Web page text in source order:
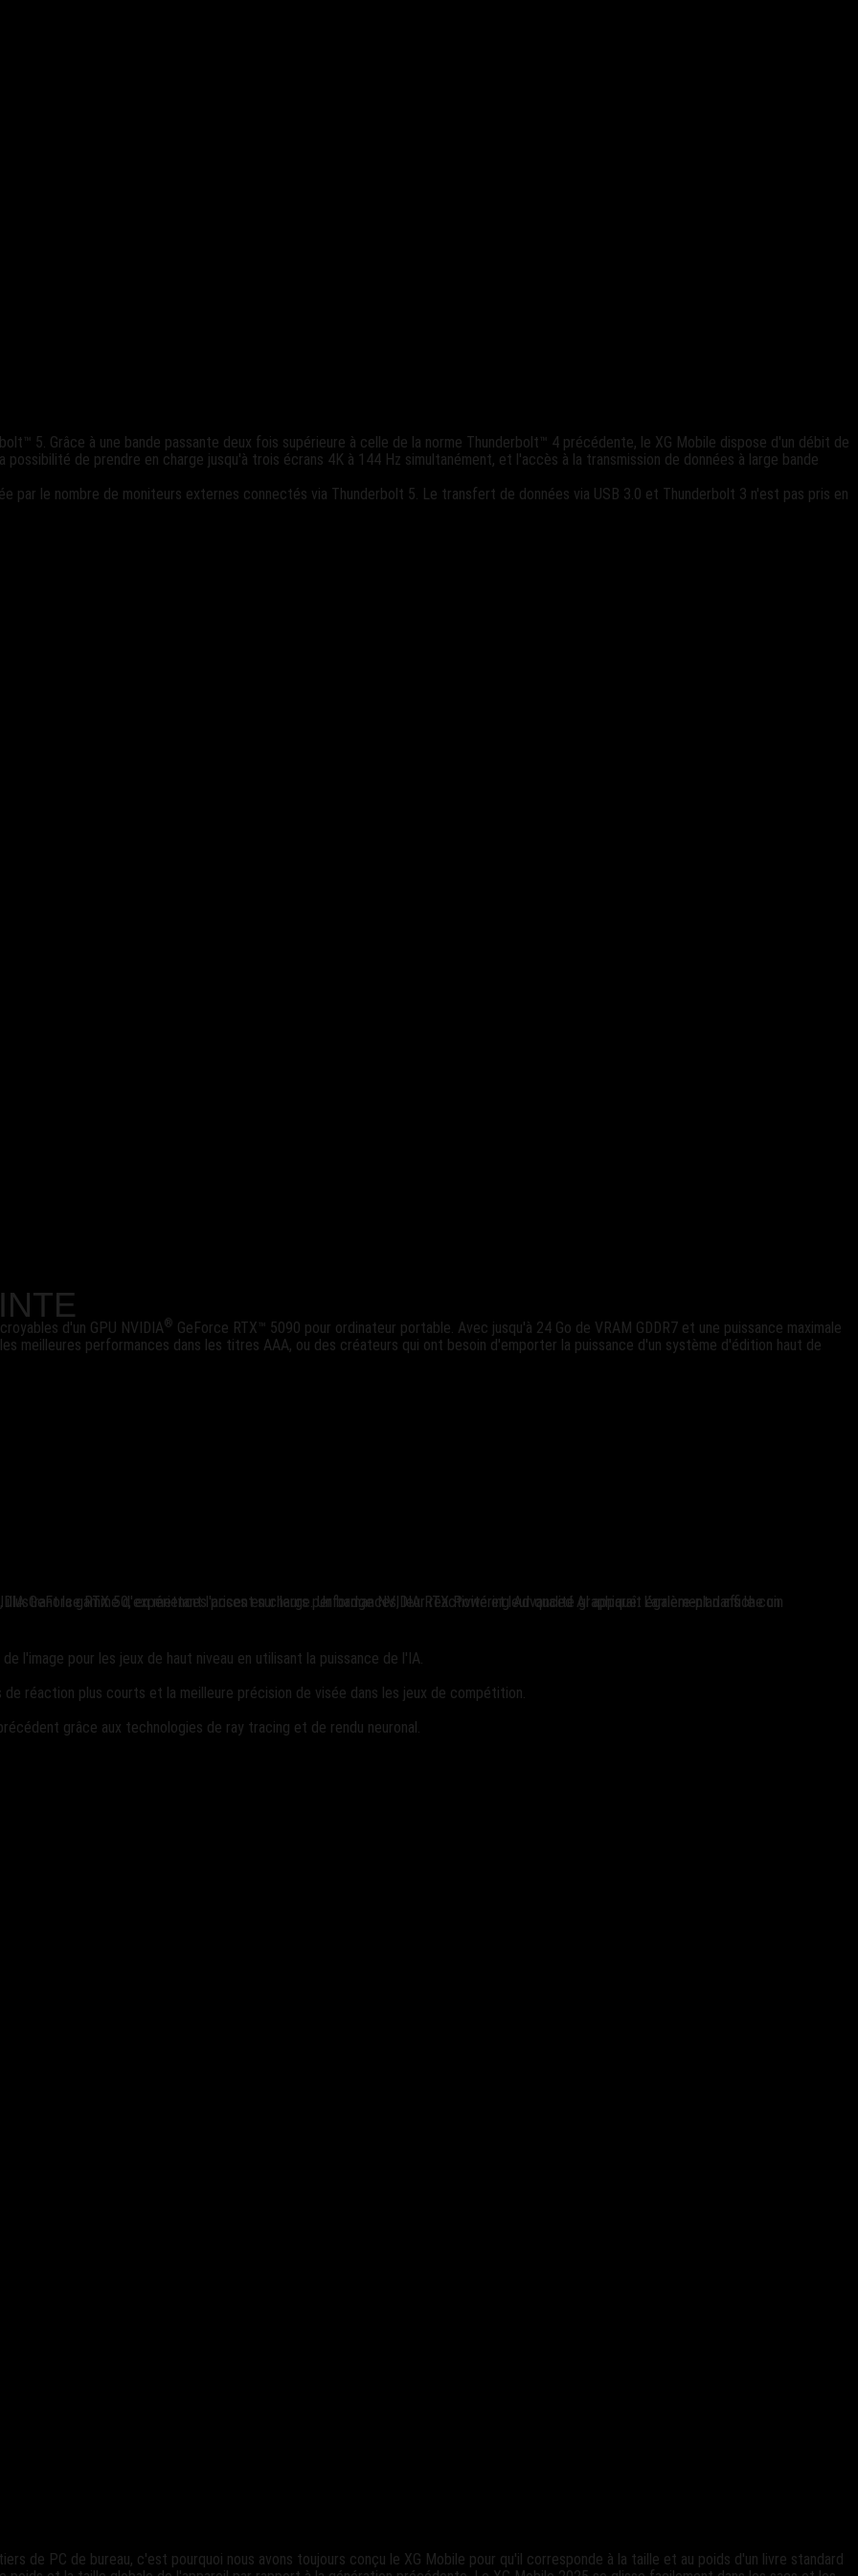
5. Grâce à une bande passante deux fois supérieure à celle de la norme Thunderbolt™ 4 précédente, le XG Mobile dispose d'un débit de
de prendre en charge jusqu'à trois écrans 4K à 144 Hz simultanément, et l'accès à la transmission de données à large bande
par le nombre de moniteurs externes connectés via Thunderbolt 5. Le transfert de données via USB 3.0 et Thunderbolt 3 n'est pas pris en
d'un GPU NVIDIA® GeForce RTX™ 5090 pour ordinateur portable. Avec jusqu'à 24 Go de VRAM GDDR7 et une puissance maximale
meilleures performances dans les titres AAA, ou des créateurs qui ont besoin d'emporter la puissance d'un système d'édition haut de
l'image pour les jeux de haut niveau en utilisant la puissance de l'IA.
réaction plus courts et la meilleure précision de visée dans les jeux de compétition.
grâce aux technologies de ray tracing et de rendu neuronal.
de PC de bureau, c'est pourquoi nous avons toujours conçu le XG Mobile pour qu'il corresponde à la taille et au poids d'un livre standard